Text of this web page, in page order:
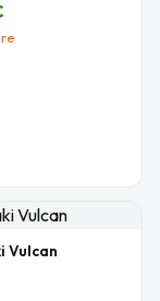
Vulcan